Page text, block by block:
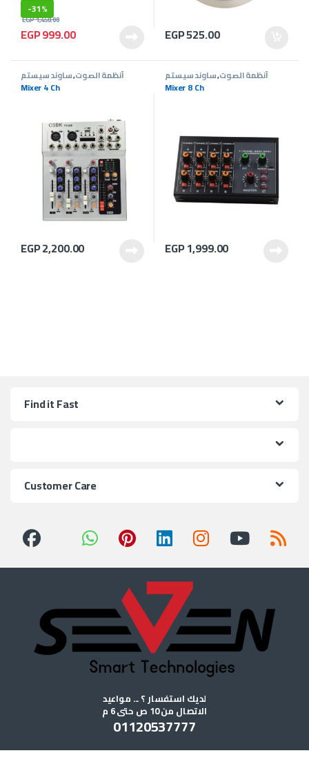
-31%
EGP999.00
EGP1,450.00
EGP525.00
أنظمة الصوت,ساوند سيستم
Mixer 4 Ch
EGP2,200.00
أنظمة الصوت,ساوند سيستم
Mixer 8 Ch
EGP1,999.00
Find it Fast
Customer Care
لديك استفسار ؟ ... مواعيد
الاتصال من 10 ص حتى 6 م
01120537777